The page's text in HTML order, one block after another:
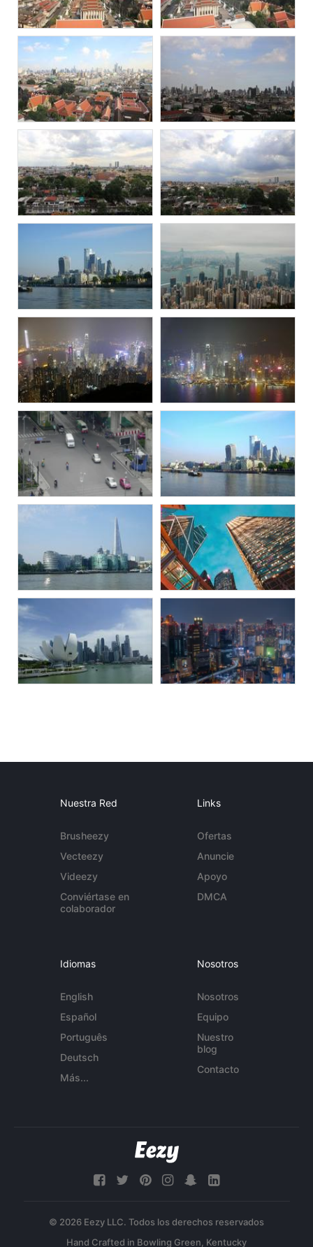
Nuestra Red
Brusheezy
Vecteezy
Videezy
Conviértase en
colaborador
Links
Ofertas
Anuncie
Apoyo
DMCA
Idiomas
English
Español
Português
Deutsch
Más...
Nosotros
Nosotros
Equipo
Nuestro
blog
Contacto
© 2026 Eezy LLC. Todos los derechos reservados